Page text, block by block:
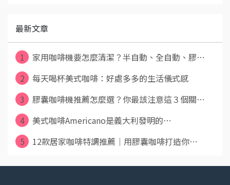
最新文章
1
家用咖啡機要怎麼清潔？半自動、全自動、膠⋯
2
每天喝杯美式咖啡：好處多多的生活儀式感
3
膠囊咖啡機推薦怎麼選？你最該注意這３個關⋯
4
美式咖啡Americano是義大利發明的⋯
5
12款居家咖啡特調推薦｜用膠囊咖啡打造你⋯